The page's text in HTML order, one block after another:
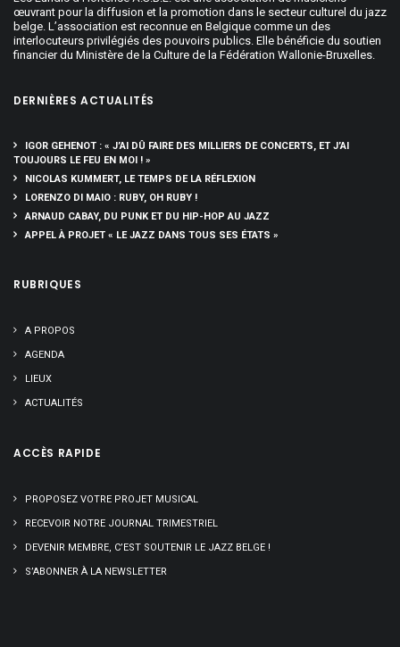
œuvrant pour la diffusion et la promotion dans le secteur culturel du jazz
belge. L’association est reconnue en Belgique comme un des
interlocuteurs privilégiés des pouvoirs publics. Elle bénéficie du soutien
financier du Ministère de la Culture de la Fédération Wallonie-Bruxelles.
DERNIÈRES ACTUALITÉS
IGOR GEHENOT : « J’AI DÛ FAIRE DES MILLIERS DE CONCERTS, ET J’AI
TOUJOURS LE FEU EN MOI ! »
NICOLAS KUMMERT, LE TEMPS DE LA RÉFLEXION
LORENZO DI MAIO : RUBY, OH RUBY !
ARNAUD CABAY, DU PUNK ET DU HIP-HOP AU JAZZ
APPEL À PROJET « LE JAZZ DANS TOUS SES ÉTATS »
RUBRIQUES
A PROPOS
AGENDA
LIEUX
ACTUALITÉS
ACCÈS RAPIDE
PROPOSEZ VOTRE PROJET MUSICAL
RECEVOIR NOTRE JOURNAL TRIMESTRIEL
DEVENIR MEMBRE, C’EST SOUTENIR LE JAZZ BELGE !
S’ABONNER À LA NEWSLETTER